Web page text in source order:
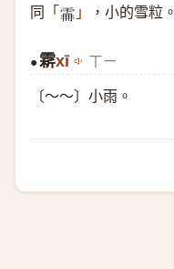
同 「 𩂨 」 ，小的雪粒。
●䨛xī ㄒㄧ
〔～～〕小雨。